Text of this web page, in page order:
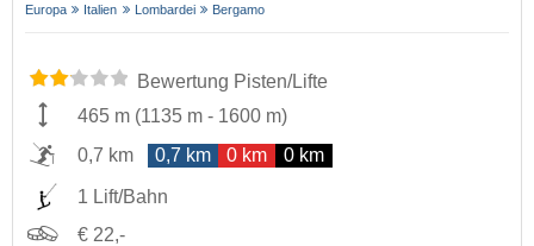
Europa Italien Lombardei Bergamo
Bewertung Pisten/Lifte
465 m (1135 m - 1600 m)
0,7 km
0,7 km 0 km 0 km
1 Lift/Bahn
€ 22,-